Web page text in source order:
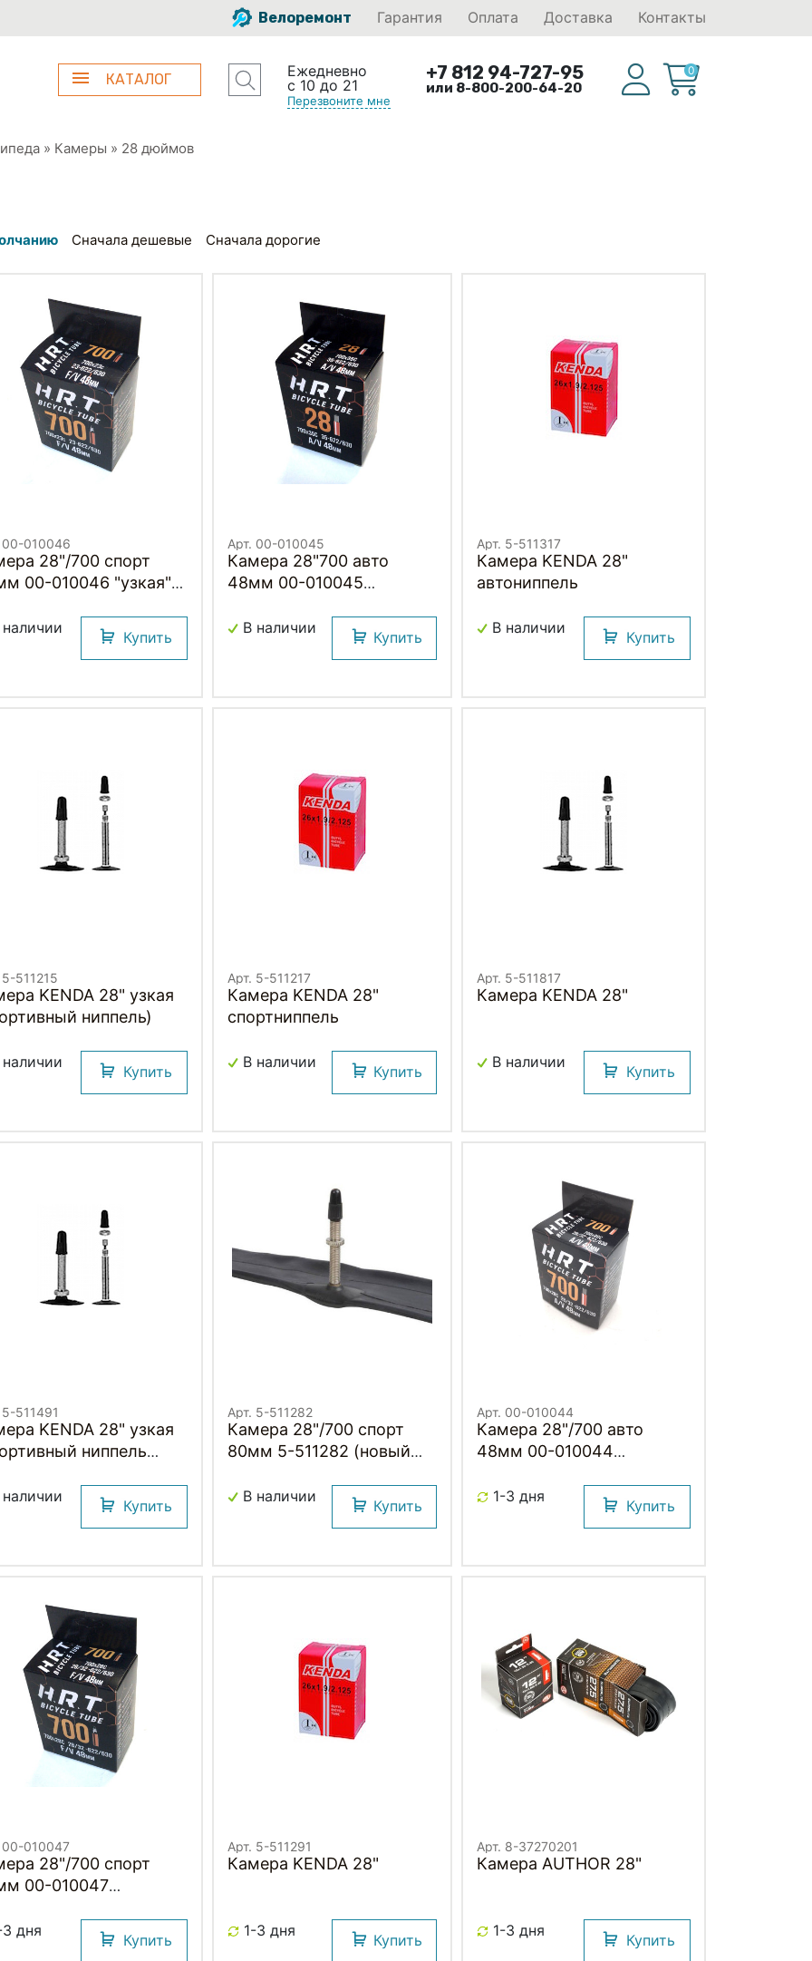
Велоремонт Гарантия Оплата Доставка Контакты
КАТАЛОГ
Ежедневно
с 10 до 21
Перезвоните мне
+7 812 94-727-95
или 8-800-200-64-20
0
» Камеры » 28 дюймов
Сначала дешевые Сначала дорогие
00-010046
700 спорт
00-010046 "узкая"
H.R.T.
Купить
Арт. 00-010045
Камера 28"700 авто
48мм 00-010045
бутиловая (50) H.R.T.
В наличии
Купить
Арт. 5-511317
Камера KENDA 28"
автониппель
В наличии
Купить
5-511215
KENDA 28" узкая
ниппель)
Купить
Арт. 5-511217
Камера KENDA 28"
спортниппель
В наличии
Купить
Арт. 5-511817
Камера KENDA 28"
В наличии
Купить
5-511491
KENDA 28" узкая
ниппель
Купить
Арт. 5-511282
Камера 28"/700 спорт
80мм 5-511282 (новый
(700х18/25C) (50) KENDA
В наличии
Купить
Арт. 00-010044
Камера 28"/700 авто
48мм 00-010044
(50) H.R.T.
1-3 дня
Купить
00-010047
700 спорт
00-010047
H.R.T.
3 дня
Купить
Арт. 5-511291
Камера KENDA 28"
1-3 дня
Купить
Арт. 8-37270201
Камера AUTHOR 28"
1-3 дня
Купить